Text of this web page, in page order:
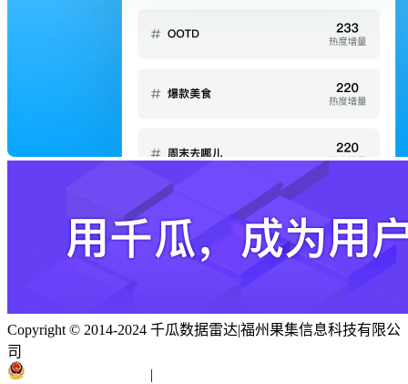
Copyright © 2014-2024 千瓜数据雷达|福州果集信息科技有限公
司
|